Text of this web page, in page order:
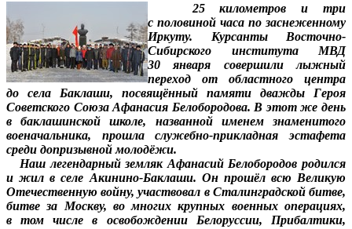
25 километров и три
с половиной часа по заснеженному
Иркуту. Курсанты Восточно-
Сибирского института МВД
30 января совершили лыжный
переход от областного центра
до села Баклаши, посвящённый памяти дважды Героя
Советского Союза Афанасия Белобородова. В этот же день
в баклашинской школе, названной именем знаменитого
военачальника, прошла служебно-прикладная эстафета
среди допризывной молодёжи.
Наш легендарный земляк Афанасий Белобородов родился
и жил в селе Акинино-Баклаши. Он прошёл всю Великую
Отечественную войну, участвовал в Сталинградской битве,
битве за Москву, во многих крупных военных операциях,
в том числе в освобождении Белоруссии, Прибалтики,